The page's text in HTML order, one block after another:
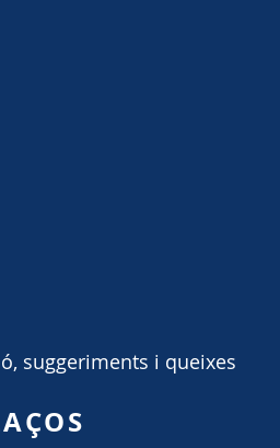
suggeriments i queixes